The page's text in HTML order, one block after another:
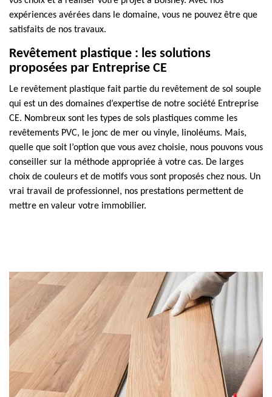
expériences avérées dans le domaine, vous ne pouvez être que
satisfaits de nos travaux.
Revêtement plastique : les solutions
proposées par Entreprise CE
Le revêtement plastique fait partie du revêtement de sol souple
qui est un des domaines d’expertise de notre société Entreprise
CE. Nombreux sont les types de sols plastiques comme les
revêtements PVC, le jonc de mer ou vinyle, linoléums. Mais,
quelle que soit l’option que vous avez choisie, nous pouvons vous
conseiller sur la méthode appropriée à votre cas. De larges
choix de couleurs et de motifs vous sont proposés chez nous. Un
vrai travail de professionnel, nos prestations permettent de
mettre en valeur votre immobilier.